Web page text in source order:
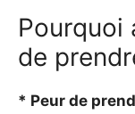
Pourquoi
de
* Peur de